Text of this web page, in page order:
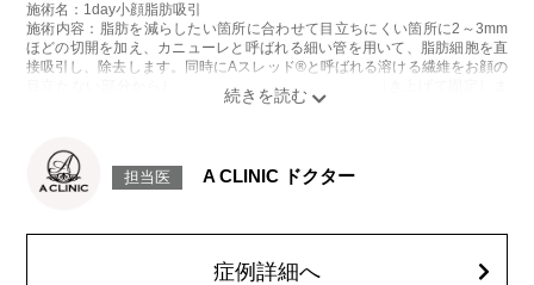
施術名：1day小顔脂肪吸引
施術内容：脂肪を減らしたい箇所に合わせて目立ちにくい箇所に2～3mm
ほどの切開を加え、カニューレと呼ばれる細い管を用いて、脂肪細胞を直
接吸引し、除去します。同時にAスレッド®と呼ばれる溶ける繊維をお顔の
目立たない部分から皮下へ挿入し、皮膚を内側から引き上げて固定しま
感などが術後一時的に生じることがございます。また、稀に貧血、細菌感
染症、左右差、施術箇所の知覚鈍麻、ぼこつき、硬結、瘢痕化、色素沈
顔の脂肪吸引箇所の追加 1ヶ所ごと+162,800円(税込)
オプション：笑気麻酔 3,300円(税込)
担当医 A CLINIC ドクター
症例詳細へ